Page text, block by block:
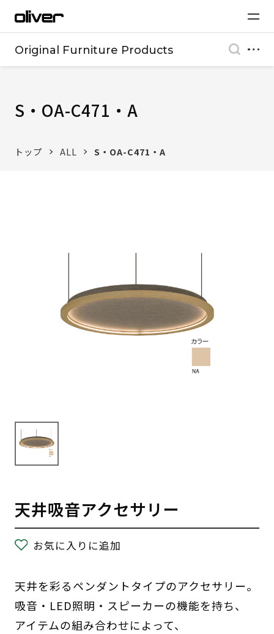
Original Furniture Products
S・OA-C471・A
トップ ALL S・OA-C471・A
天井吸音アクセサリー
お気に入りに追加
天井を彩るペンダントタイプのアクセサリー。
吸音・LED照明・スピーカーの機能を持ち、
アイテムの組み合わせによって、